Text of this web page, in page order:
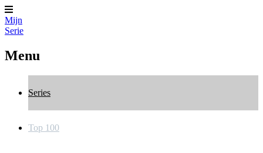
Mijn
Serie
Menu
Series
Top 100